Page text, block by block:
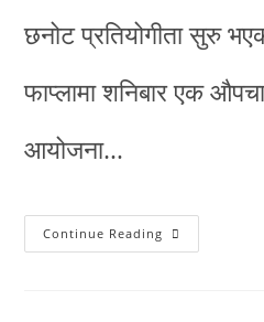
छनोट प्रतियोगीता सुरु
फाप्लामा शनिबार एक
आयोजना…
Continue Reading